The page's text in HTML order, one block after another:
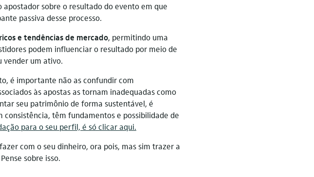
sobre o resultado do evento em que
passiva desse processo.
e tendências de mercado, permitindo uma
podem influenciar o resultado por meio de
vender um ativo.
é importante não as confundir com
às apostas as tornam inadequadas como
seu patrimônio de forma sustentável, é
têm fundamentos e possibilidade de
para o seu perfil, é só clicar aqui.
com o seu dinheiro, ora pois, mas sim trazer a
sobre isso.